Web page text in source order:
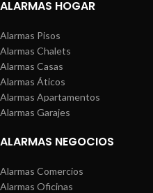
ALARMAS HOGAR
Alarmas Pisos
Alarmas Chalets
Alarmas Casas
Alarmas Áticos
Alarmas Apartamentos
Alarmas Garajes
ALARMAS NEGOCIOS
Alarmas Comercios
Alarmas Oficinas